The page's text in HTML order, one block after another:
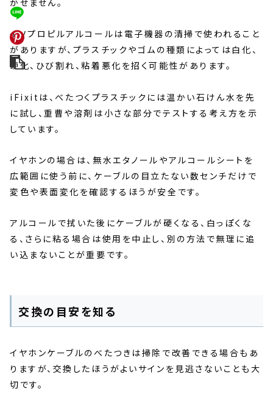
かせません。
イソプロピルアルコールは電子機器の清掃で使われること
がありますが、プラスチックやゴムの種類によっては白化、
硬化、ひび割れ、粘着悪化を招く可能性があります。
iFixitは、べたつくプラスチックには温かい石けん水を先
に試し、重曹や溶剤は小さな部分でテストする考え方を示
しています。
イヤホンの場合は、無水エタノールやアルコールシートを
広範囲に使う前に、ケーブルの目立たない数センチだけで
変色や表面変化を確認するほうが安全です。
アルコールで拭いた後にケーブルが硬くなる、白っぽくな
る、さらに粘る場合は使用を中止し、別の方法で無理に追
い込まないことが重要です。
交換の目安を知る
イヤホンケーブルのべたつきは掃除で改善できる場合もあ
りますが、交換したほうがよいサインを見逃さないことも大
切です。